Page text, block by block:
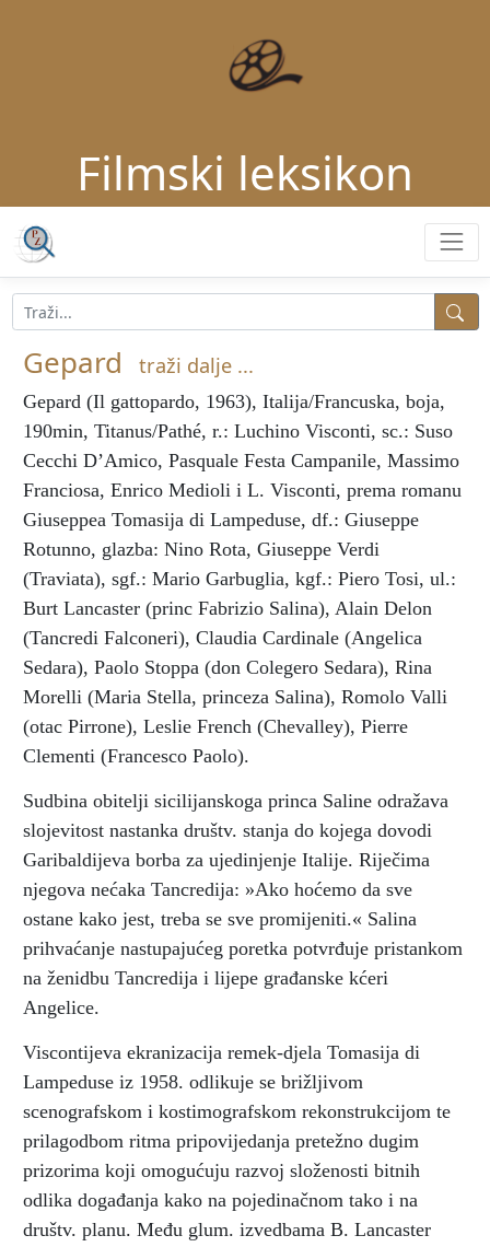
Filmski leksikon
Gepard traži dalje ...
Gepard (Il gattopardo, 1963), Italija/Francuska, boja,
190min, Titanus/Pathé, r.: Luchino Visconti, sc.: Suso
Cecchi D’Amico, Pasquale Festa Campanile, Massimo
Franciosa, Enrico Medioli i L. Visconti, prema romanu
Giuseppea Tomasija di Lampeduse, df.: Giuseppe
Rotunno, glazba: Nino Rota, Giuseppe Verdi
(Traviata), sgf.: Mario Garbuglia, kgf.: Piero Tosi, ul.:
Burt Lancaster (princ Fabrizio Salina), Alain Delon
(Tancredi Falconeri), Claudia Cardinale (Angelica
Sedara), Paolo Stoppa (don Colegero Sedara), Rina
Morelli (Maria Stella, princeza Salina), Romolo Valli
(otac Pirrone), Leslie French (Chevalley), Pierre
Clementi (Francesco Paolo).
Sudbina obitelji sicilijanskoga princa Saline odražava
slojevitost nastanka društv. stanja do kojega dovodi
Garibaldijeva borba za ujedinjenje Italije. Riječima
njegova nećaka Tancredija: »Ako hoćemo da sve
ostane kako jest, treba se sve promijeniti.« Salina
prihvaćanje nastupajućeg poretka potvrđuje pristankom
na ženidbu Tancredija i lijepe građanske kćeri
Angelice.
Viscontijeva ekranizacija remek-djela Tomasija di
Lampeduse iz 1958. odlikuje se brižljivom
scenografskom i kostimografskom rekonstrukcijom te
prilagodbom ritma pripovijedanja pretežno dugim
prizorima koji omogućuju razvoj složenosti bitnih
odlika događanja kako na pojedinačnom tako i na
društv. planu. Među glum. izvedbama B. Lancaster